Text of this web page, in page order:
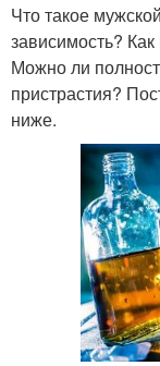
Что такое
зависимость?
Можно ли
пристрастия?
ниже.